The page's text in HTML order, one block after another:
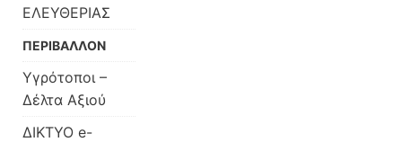
ΕΛΕΥΘΕΡΙΑΣ
ΠΕΡΙΒΑΛΛΟΝ
Υγρότοποι –
Δέλτα Αξιού
ΔΙΚΤΥΟ e-